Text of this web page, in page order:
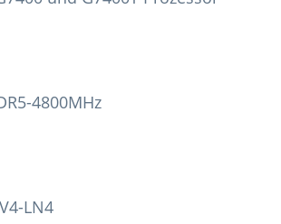
4800MHz
LN4